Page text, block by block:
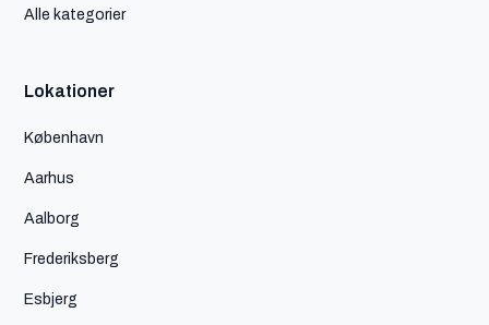
Alle kategorier
Lokationer
København
Aarhus
Aalborg
Frederiksberg
Esbjerg